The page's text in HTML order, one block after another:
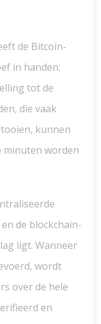
de Bitcoin-
in handen:
tot de
die vaak
kunnen
minuten worden
de blockchain-
ligt. Wanneer
wordt
over de hele
en